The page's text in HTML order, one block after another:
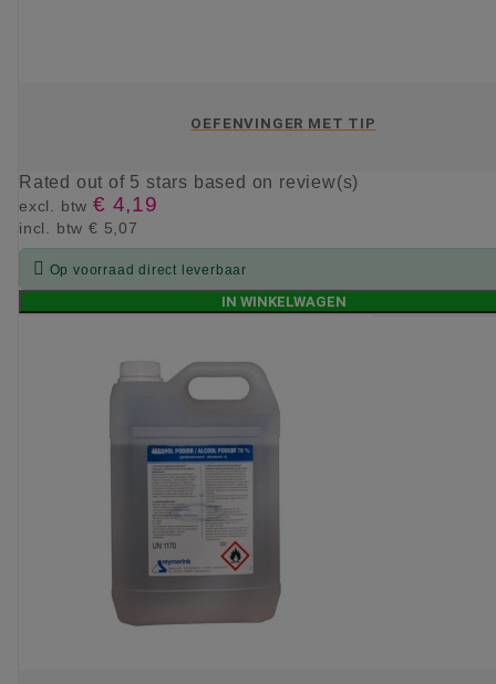
OEFENVINGER MET TIP
Rated out of 5 stars based on review(s)
excl. btw € 4,19
incl. btw € 5,07
 Op voorraad direct leverbaar
IN WINKELWAGEN